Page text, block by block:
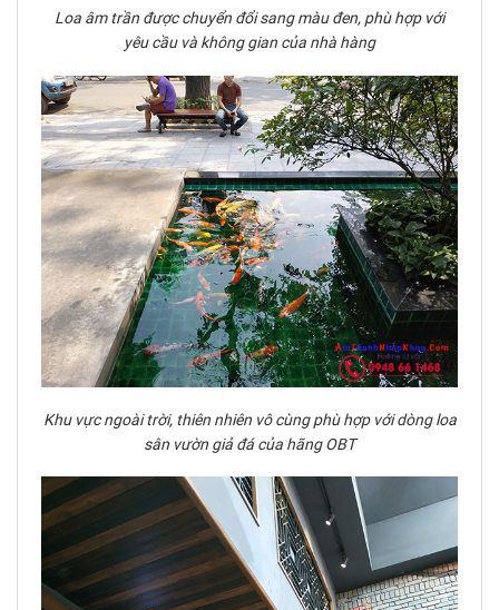
Loa âm trần được chuyển đổi sang màu đen, phù hợp với
yêu cầu và không gian của nhà hàng
Khu vực ngoài trời, thiên nhiên vô cùng phù hợp với dòng loa
sân vườn giả đá của hãng OBT